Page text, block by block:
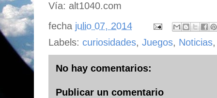
Vía: alt1040.com
fecha julio 07, 2014
Labels: curiosidades, Juegos, Noticias
No hay comentarios:
Publicar un comentario